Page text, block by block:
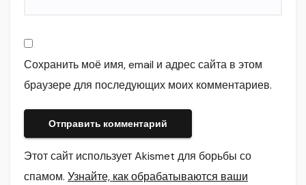
Сохранить моё имя, email и адрес сайта в этом
браузере для последующих моих комментариев.
Этот сайт использует Akismet для борьбы со
спамом. Узнайте, как обрабатываются ваши